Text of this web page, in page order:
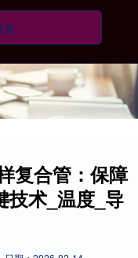
复合管：保障
技术_温度_导